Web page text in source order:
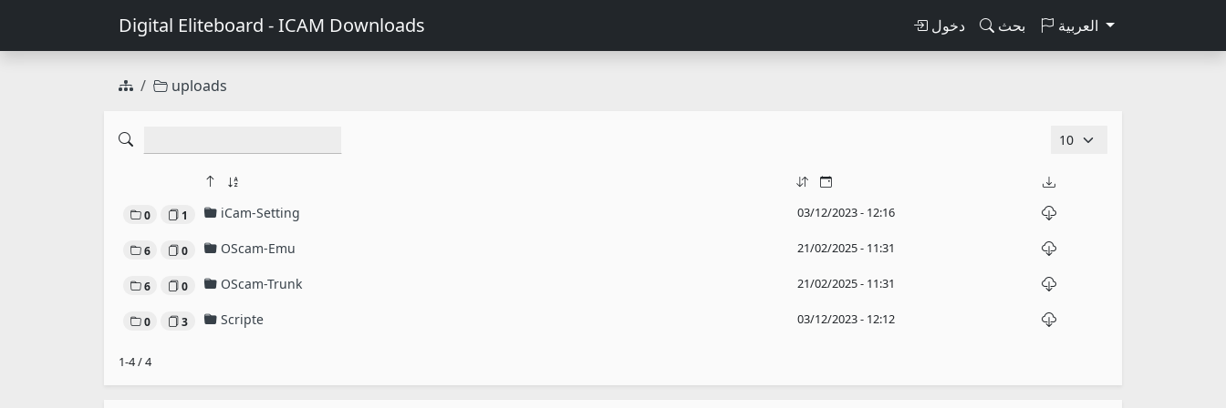
Digital Eliteboard - ICAM Downloads دخول بحث
uploads
0 1 iCam-Setting 03/12/2023 - 12:16
6 0 OScam-Emu 21/02/2025 - 11:31
6 0 OScam-Trunk 21/02/2025 - 11:31
0 3 Scripte 03/12/2023 - 12:12
1-4 / 4